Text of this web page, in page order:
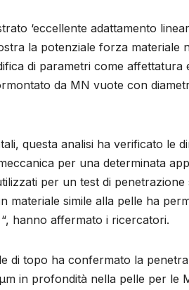
‘eccellente adattamento
la potenziale forza materiale
di parametri come
da MN vuote con
questa analisi ha verificato le
per una determinata
per un test di
materiale simile alla pelle ha
hanno affermato i ricercatori.
di topo ha confermato la
in profondità nella pelle per le